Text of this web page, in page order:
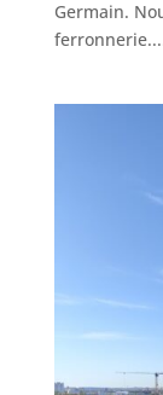
Germain.